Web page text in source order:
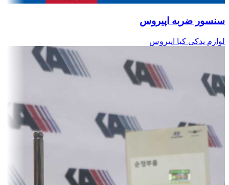
سنسور ضربه اپیروس
لوازم یدکی کیا اپیروس